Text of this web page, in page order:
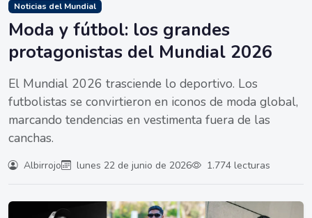
Noticias del Mundial
Moda y fútbol: los grandes
protagonistas del Mundial 2026
El Mundial 2026 trasciende lo deportivo. Los
futbolistas se convirtieron en iconos de moda global,
marcando tendencias en vestimenta fuera de las
canchas.
Albirrojo lunes 22 de junio de 2026 1.774 lecturas